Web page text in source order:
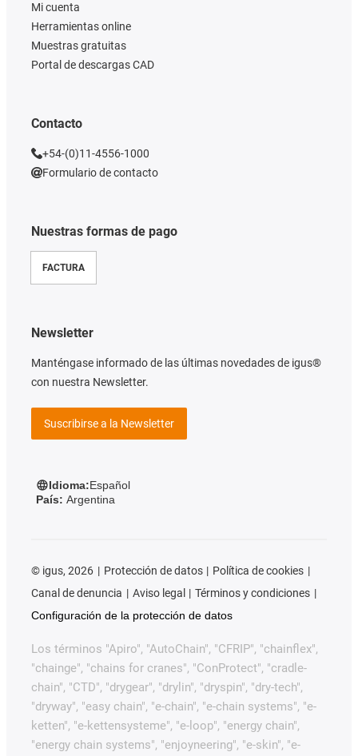
Nuestras formas de pago
FACTURA
Mi cuenta
Herramientas online
Muestras gratuitas
Portal de descargas CAD
Contacto
+54-(0)11-4556-1000
Formulario de contacto
Newsletter
Manténgase informado de las últimas novedades de igus®
con nuestra Newsletter.
Suscribirse a la Newsletter
Idioma:Español
País: Argentina
© igus, 2026 Protección de datos
Política de cookies
Canal de denuncia
Aviso legal
Términos y condiciones
Configuración de la protección de datos
Los términos "Apiro", "AutoChain", "CFRIP", "chainflex",
"chainge", "chains for cranes", "ConProtect", "cradle-
chain", "CTD", "drygear", "drylin", "dryspin", "dry-tech",
"dryway", "easy chain", "e-chain", "e-chain systems", "e-
ketten", "e-kettensysteme", "e-loop", "energy chain",
"energy chain systems", "enjoyneering", "e-skin", "e-